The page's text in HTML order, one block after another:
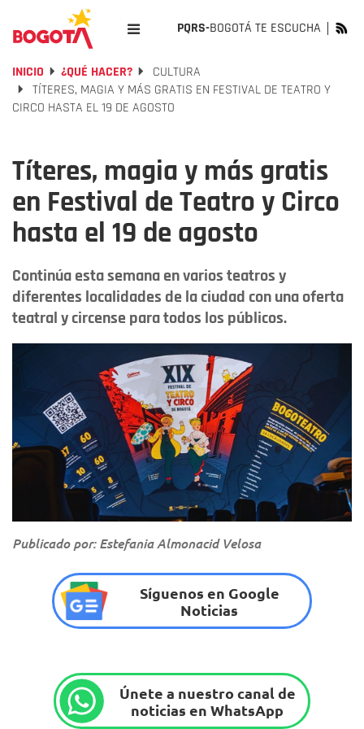
PQRS-BOGOTÁ TE ESCUCHA
INICIO ¿QUÉ HACER?
CULTURA
TÍTERES, MAGIA Y MÁS GRATIS EN FESTIVAL DE TEATRO Y
CIRCO HASTA EL 19 DE AGOSTO
Títeres, magia y más gratis
en Festival de Teatro y Circo
hasta el 19 de agosto
Continúa esta semana en varios teatros y
diferentes localidades de la ciudad con una oferta
teatral y circense para todos los públicos.
Publicado por: Estefania Almonacid Velosa
Síguenos en Google
Noticias
Únete a nuestro canal de
noticias en WhatsApp